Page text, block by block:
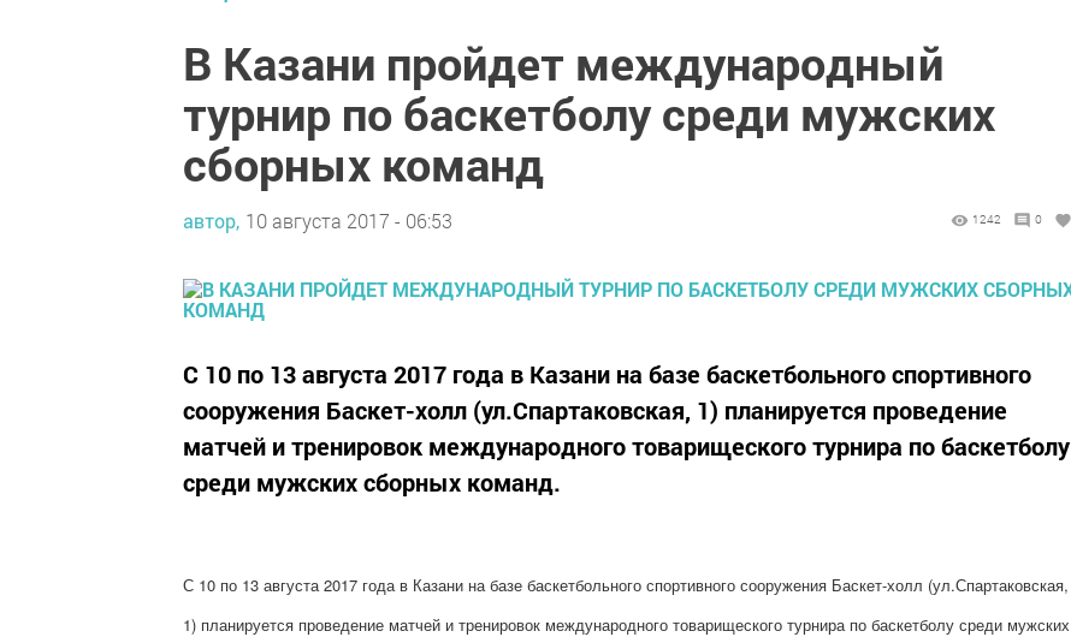
В Казани пройдет международный
турнир по баскетболу среди мужских
сборных команд
автор, 10 августа 2017 - 06:53 1242 0
С 10 по 13 августа 2017 года в Казани на базе баскетбольного спортивного
сооружения Баскет-холл (ул.Спартаковская, 1) планируется проведение
матчей и тренировок международного товарищеского турнира по баскетболу
среди мужских сборных команд.
С 10 по 13 августа 2017 года в Казани на базе баскетбольного спортивного сооружения Баскет-холл (ул.Спартаковская,
1) планируется проведение матчей и тренировок международного товарищеского турнира по баскетболу среди мужских